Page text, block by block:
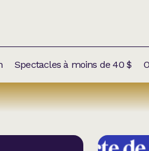
NOS
Spectacles à moins de 40 $